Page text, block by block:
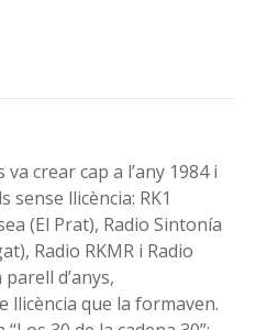
crear cap a l’any 1984 i
llicència: RK1
(El Prat), Radio Sintonía
Radio RKMR i Radio
d’anys,
llicència que la formaven.